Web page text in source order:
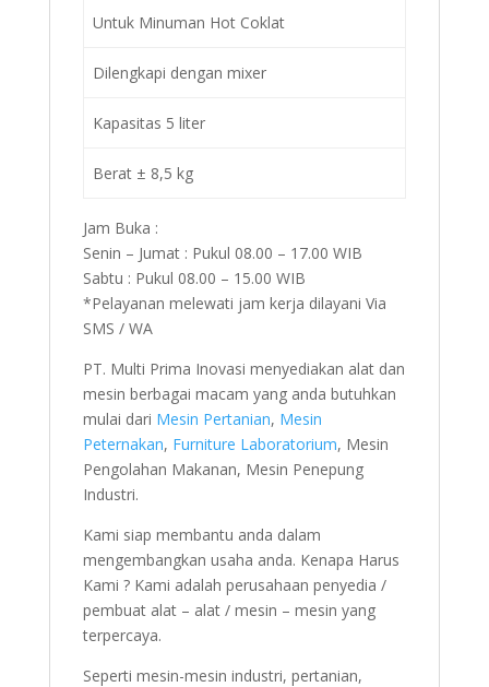
Untuk Minuman Hot Coklat
Dilengkapi dengan mixer
Kapasitas 5 liter
Berat ± 8,5 kg
Jam Buka :
Senin – Jumat : Pukul 08.00 – 17.00 WIB
Sabtu : Pukul 08.00 – 15.00 WIB
*Pelayanan melewati jam kerja dilayani Via
SMS / WA
PT. Multi Prima Inovasi menyediakan alat dan
mesin berbagai macam yang anda butuhkan
mulai dari Mesin Pertanian, Mesin
Peternakan, Furniture Laboratorium, Mesin
Pengolahan Makanan, Mesin Penepung
Industri.
Kami siap membantu anda dalam
mengembangkan usaha anda. Kenapa Harus
Kami ? Kami adalah perusahaan penyedia /
pembuat alat – alat / mesin – mesin yang
terpercaya.
Seperti mesin-mesin industri, pertanian,